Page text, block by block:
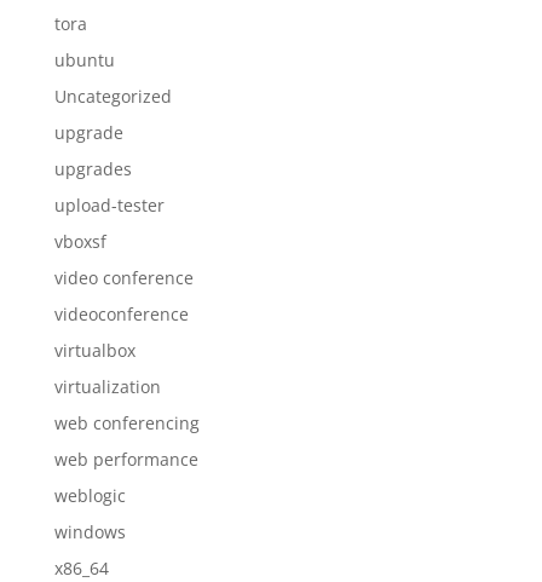
tora
ubuntu
Uncategorized
upgrade
upgrades
upload-tester
vboxsf
video conference
videoconference
virtualbox
virtualization
web conferencing
web performance
weblogic
windows
x86_64